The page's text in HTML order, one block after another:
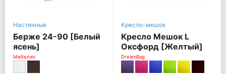
Настенные
Берже 24-90 [Белый
ясень]
Мебелик
Кресло-мешок
Кресло Мешок L
Оксфорд [Желтый]
DreamBag